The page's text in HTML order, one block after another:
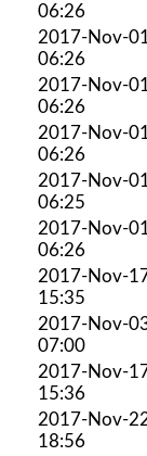
06:26
2017-Nov-
06:26
2017-Nov-
06:26
2017-Nov-
06:26
2017-Nov-
06:25
2017-Nov-
06:26
2017-Nov-
15:35
2017-Nov-
07:00
2017-Nov-
15:36
2017-Nov-
18:56